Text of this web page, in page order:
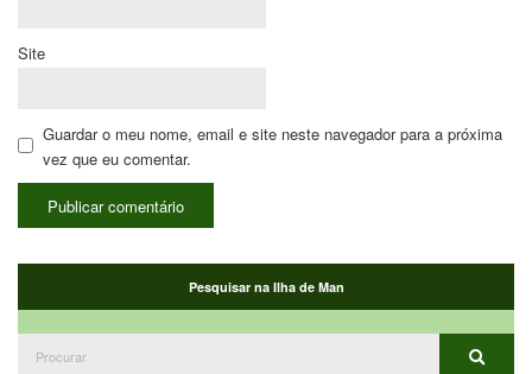
Site
Guardar o meu nome, email e site neste navegador para a próxima
vez que eu comentar.
Pesquisar na Ilha de Man